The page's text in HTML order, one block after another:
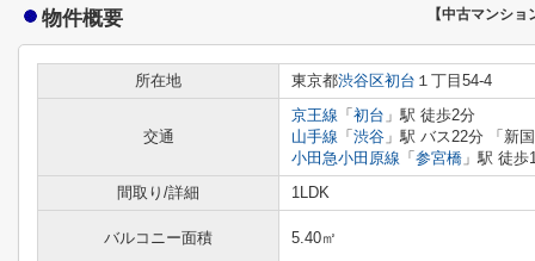
物件概要 【中古マンショ
所在地 東京都渋谷区初台 １丁目54-4
交通
京王線 「 初台 」駅 徒歩2分
山手線 「 渋谷 」駅 バス22分 「新
小田急小田原線 「 参宮橋 」駅 徒歩
間取り/詳細
1LDK
バルコニー面積 5.40㎡